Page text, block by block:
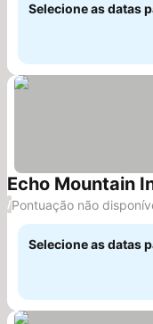
Selecione as datas
Echo Mountain
/Pontuação não
Selecione as datas